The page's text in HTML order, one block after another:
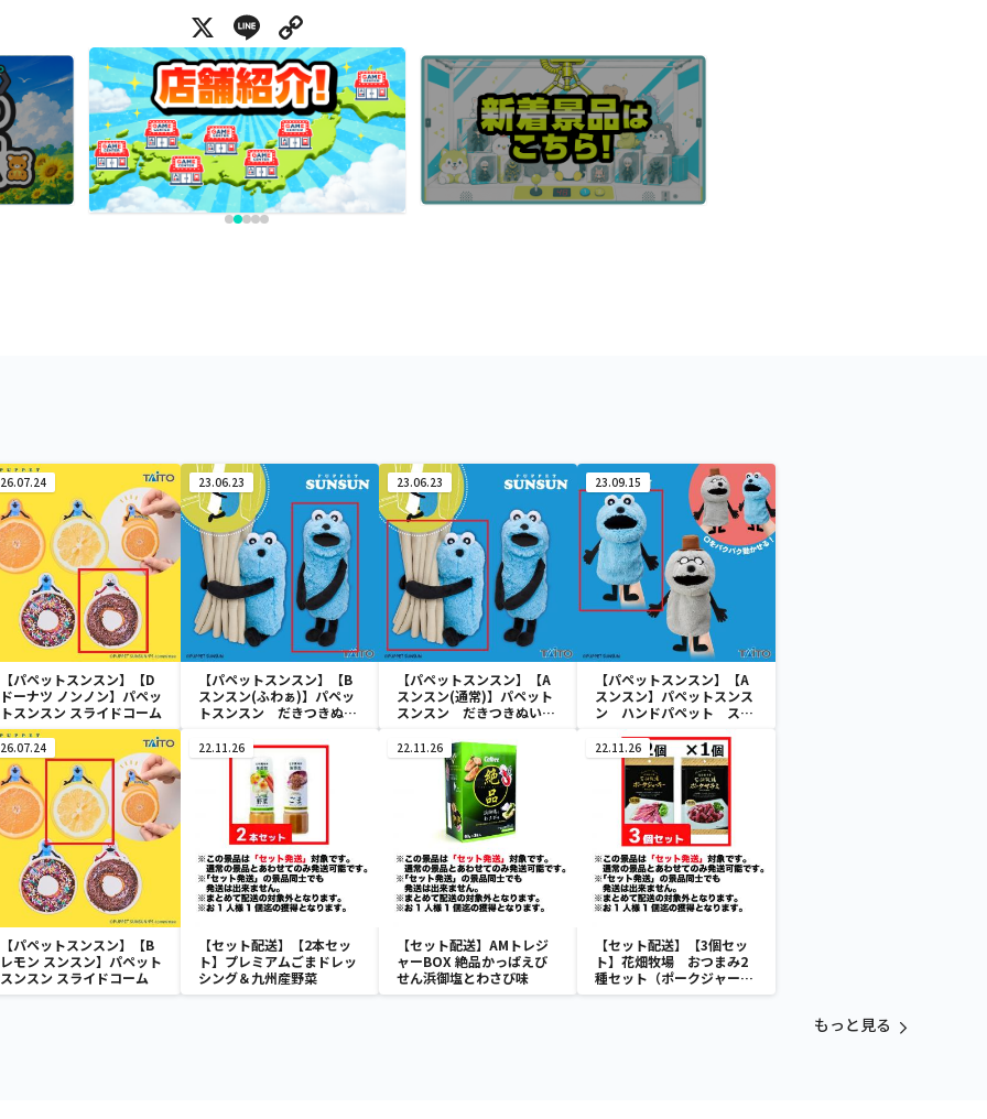
X Line
26.07.24
【パペットスンスン】【D
ドーナツ ノンノン】パペッ
トスンスン スライドコーム
23.06.23
【パペットスンスン】【B
スンスン(ふわぁ)】パペッ
トスンスン だきつきぬい
23.06.23
【パペットスンスン】【A
スンスン(通常)】パペット
スンスン だきつきぬいぐ
23.09.15
【パペットスンスン】【A
スンスン】パペットスンス
ン ハンドパペット スン
スン＆ゾンゾン
26.07.24
【パペットスンスン】【B
レモン スンスン】パペット
スンスン スライドコーム
22.11.26
【セット配送】【2本セッ
ト】プレミアムごまドレッ
シング＆九州産野菜
22.11.26
【セット配送】AMトレジ
ャーBOX 絶品かっぱえび
せん浜御塩とわさび味
22.11.26
【セット配送】【3個セッ
ト】花畑牧場 おつまみ2
種セット（ポークジャーキ
2個＆ポークサラミ1個）
もっと見る